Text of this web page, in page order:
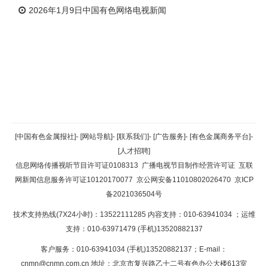
2026年1月9日中国有色网络电视新闻
返回顶部
返回首页
[中国有色金属报社]- [网站导航]- [联系我们]- [广告服务]- [有色金属商务平台]-
[人才招聘]
信息网络传播视听节目许可证0108313 广播电视节目制作经营许可证 互联
网新闻信息服务许可证10120170077 京公网安备11010802026470 京ICP
备2021036504号
技术支持热线(7X24小时)：13522111285 内容支持：010-63941034 ；运维
支持：010-63971479 (手机)13520882137
客户服务：010-63941034 (手机)13520882137；E-mail：
cnmn@cnmn.com.cn 地址：北京市复兴路乙十二号有色办公大楼613室